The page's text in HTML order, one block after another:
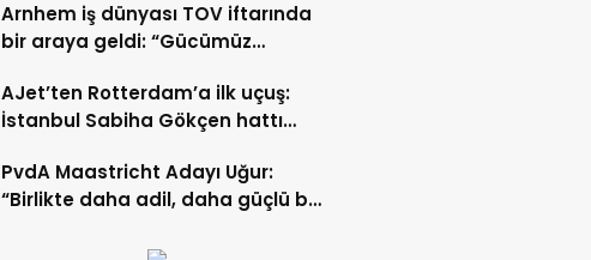
Arnhem iş dünyası TOV iftarında
bir araya geldi: “Gücümüz
AJet’ten Rotterdam’a ilk uçuş:
İstanbul Sabiha Gökçen hattı
PvdA Maastricht Adayı Uğur:
“Birlikte daha adil, daha güçlü bir